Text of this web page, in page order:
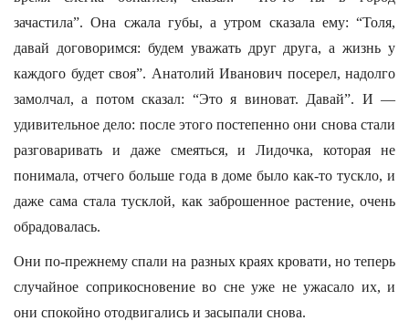
зачастила”. Она сжала губы, а утром сказала ему: “Толя,
давай договоримся: будем уважать друг друга, а жизнь у
каждого будет своя”. Анатолий Иванович посерел, надолго
замолчал, а потом сказал: “Это я виноват. Давай”. И —
удивительное дело: после этого постепенно они снова стали
разговаривать и даже смеяться, и Лидочка, которая не
понимала, отчего больше года в доме было как-то тускло, и
даже сама стала тусклой, как заброшенное растение, очень
обрадовалась.
Они по-прежнему спали на разных краях кровати, но теперь
случайное соприкосновение во сне уже не ужасало их, и
они спокойно отодвигались и засыпали снова.